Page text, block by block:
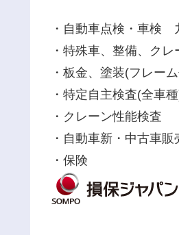
・自動車点検・車検
・特殊車、整備、ク
・板金、塗装(フレー
・特定自主検査(全車
・クレーン性能検査
・自動車新・中古車
・保険